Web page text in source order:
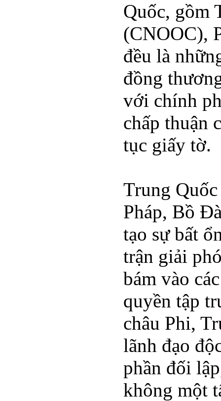
Quốc, gồm
(CNOOC),
đều là
đồng
với chính
chấp thuận
tục giấy tờ.
Trung
Pháp, Bồ
tạo sự bất
trận giải
bám vào
quyền tập
châu Phi,
lãnh đạo
phần đối
không một